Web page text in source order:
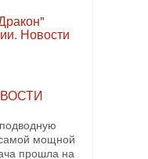
деле
Биньямина
Трампом
Трамп не
Новости
мощной
прошла на